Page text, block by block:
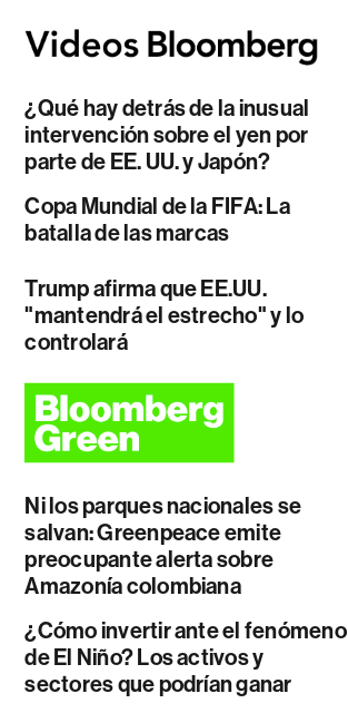
¿Qué hay detrás de la inusual
intervención sobre el yen por
parte de EE. UU. y Japón?
Copa Mundial de la FIFA: La
batalla de las marcas
Trump afirma que EE.UU.
"mantendrá el estrecho" y lo
controlará
Ni los parques nacionales se
salvan: Greenpeace emite
preocupante alerta sobre
Amazonía colombiana
¿Cómo invertir ante el fenómeno
de El Niño? Los activos y
sectores que podrían ganar